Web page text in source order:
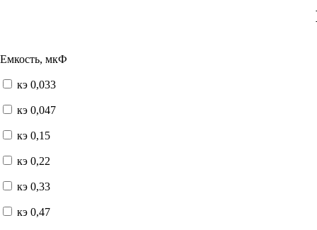
Емкость, мкФ
кэ 0,033
кэ 0,047
кэ 0,15
кэ 0,22
кэ 0,33
кэ 0,47